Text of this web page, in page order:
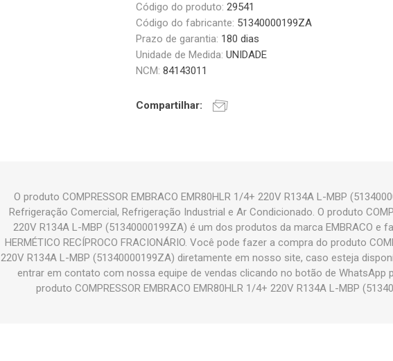
Código do produto: 29541
Código do fabricante: 51340000199ZA
Prazo de garantia: 180 dias
Unidade de Medida:UNIDADE
NCM:84143011
Compartilhar:
O produto COMPRESSOR EMBRACO EMR80HLR 1/4+ 220V R134A L-MBP
Refrigeração Comercial, Refrigeração Industrial e Ar Condicionado. O produto
220V R134A L-MBP (51340000199ZA) é um dos produtos da marca EMBRACO e
HERMÉTICO RECÍPROCO FRACIONÁRIO. Você pode fazer a compra do produto
220V R134A L-MBP (51340000199ZA) diretamente em nosso site, caso esteja
entrar em contato com nossa equipe de vendas clicando no botão de WhatsApp
produto COMPRESSOR EMBRACO EMR80HLR 1/4+ 220V R134A L-MBP